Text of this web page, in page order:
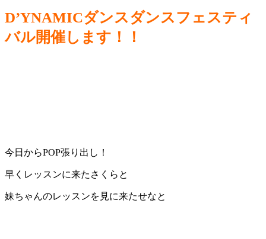
D’YNAMICダンスダンスフェスティ
バル開催します！！
今日からPOP張り出し！
早くレッスンに来たさくらと
妹ちゃんのレッスンを見に来たせなと